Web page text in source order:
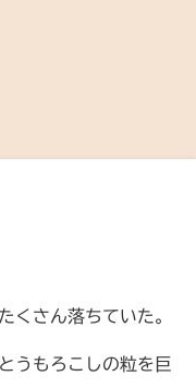
くさん落ちていた。
うもろこしの粒を巨